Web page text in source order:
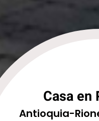
Casa en
Antioquia-